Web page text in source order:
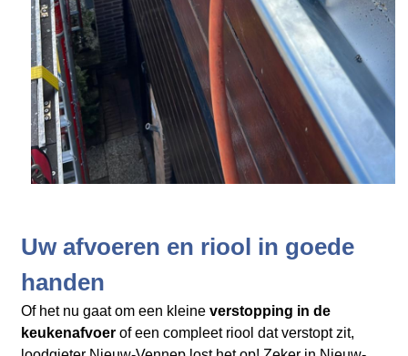
Uw afvoeren en riool in goede
handen
Of het nu gaat om een kleine verstopping in de
keukenafvoerof een compleet riool dat verstopt zit,